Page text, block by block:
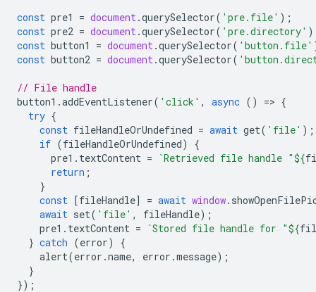
const pre1 = document.querySelector( 'pre.file' );
const pre2 = document.querySelector( 'pre.directory'
const button1 = document.querySelector( 'button.file'
const button2 = document.querySelector(
// File handle
button1 .addEventListener( 'click' , async () => {
try {
const fileHandleOrUndefined = await get( 'file' );
if (fileHandleOrUndefined)
{
pre1 . textContent = `Retrieved file handle "${
return ;
}
const [fileHandle] = await window.
await set( 'file' , fileHandle);
pre1 . textContent = `Stored file handle for "${
} catch (error)
{
alert(error .name, error .message);
}
});